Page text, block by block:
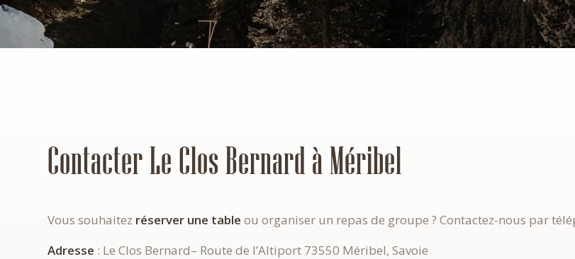
Contacter Le Clos Bernard à Méribel
Vous souhaitez réserver une table ou organiser un repas de groupe ? Contactez-nous par
Adresse : Le Clos Bernard– Route de l’Altiport 73550 Méribel, Savoie